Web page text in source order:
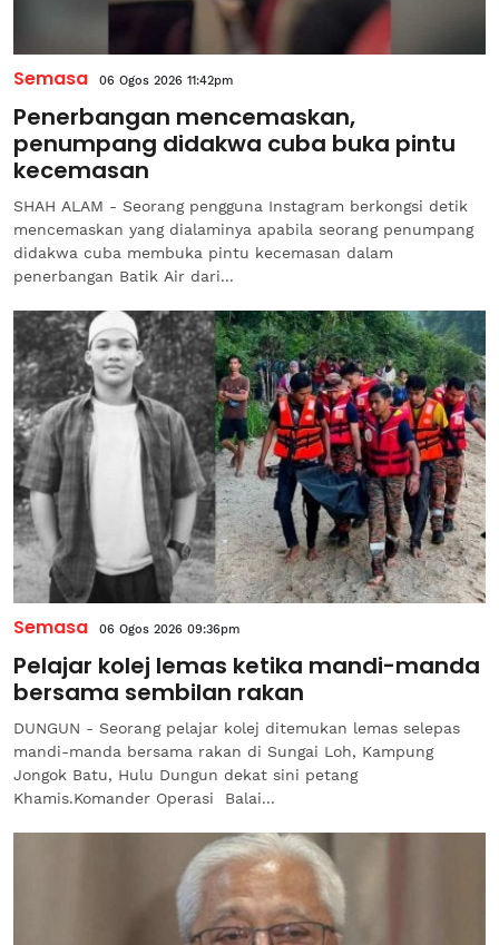
Semasa 06 Ogos 2026 11:42pm
Penerbangan mencemaskan,
penumpang didakwa cuba buka pintu
kecemasan
SHAH ALAM - Seorang pengguna Instagram berkongsi detik
mencemaskan yang dialaminya apabila seorang penumpang
didakwa cuba membuka pintu kecemasan dalam
penerbangan Batik Air dari...
Semasa 06 Ogos 2026 09:36pm
Pelajar kolej lemas ketika mandi-manda
bersama sembilan rakan
DUNGUN - Seorang pelajar kolej ditemukan lemas selepas
mandi-manda bersama rakan di Sungai Loh, Kampung
Jongok Batu, Hulu Dungun dekat sini petang
Khamis.Komander Operasi Balai...